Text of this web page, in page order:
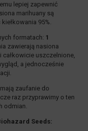
lepiej zapewnić
marihuany są
95%.
formatach: 1
zawierają nasiona
uszczelnione,
a jednocześnie
zaufanie do
raz przyprawimy o ten
odmian.
Seeds: